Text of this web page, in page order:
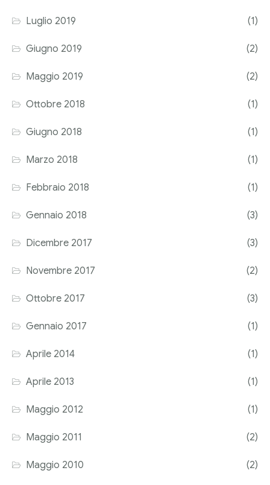
Luglio 2019 (1)
Giugno 2019 (2)
Maggio 2019 (2)
Ottobre 2018 (1)
Giugno 2018 (1)
Marzo 2018 (1)
Febbraio 2018 (1)
Gennaio 2018 (3)
Dicembre 2017 (3)
Novembre 2017 (2)
Ottobre 2017 (3)
Gennaio 2017 (1)
Aprile 2014 (1)
Aprile 2013 (1)
Maggio 2012 (1)
Maggio 2011 (2)
Maggio 2010 (2)